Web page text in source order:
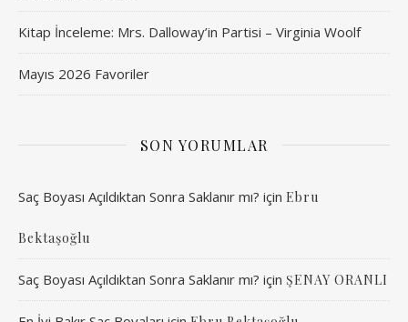
Kitap İnceleme: Mrs. Dalloway’in Partisi – Virginia Woolf
Mayıs 2026 Favoriler
SON YORUMLAR
Saç Boyası Açıldıktan Sonra Saklanır mı? için Ebru
Bektaşoğlu
Saç Boyası Açıldıktan Sonra Saklanır mı? için ŞENAY ORANLI